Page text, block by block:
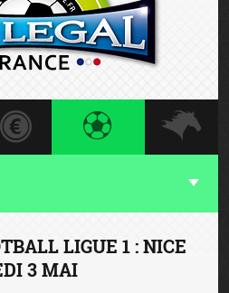
LIGUE 1 : NICE
3 MAI